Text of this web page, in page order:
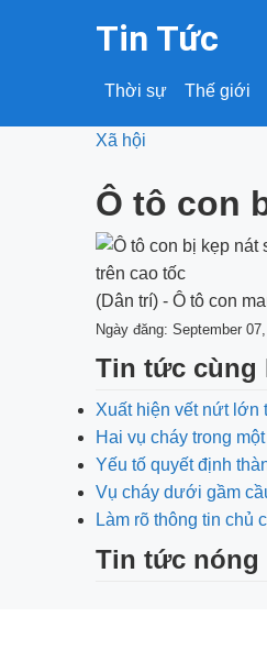
Tin Tức
Thời sự Thế giới
Xã hội
Ô tô con
(Dân trí) - Ô tô con
Ngày đăng: September
Tin tức cùng
Xuất hiện vết nứt lớn
Hai vụ cháy trong
Yếu tố quyết định
Vụ cháy dưới gầm
Làm rõ thông tin chủ
Tin tức nóng